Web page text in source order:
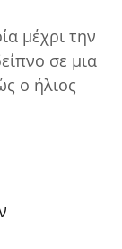
μέχρι την
σε μια
ο ήλιος